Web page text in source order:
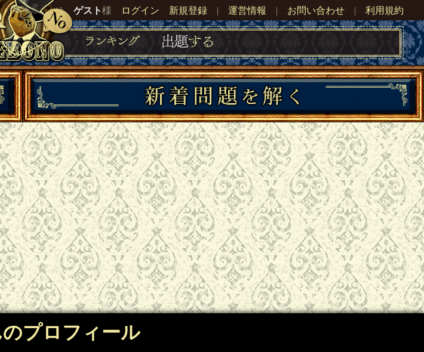
っしゃいませ。ゲスト様 ログイン 新規登録 |運営情報 | お問い合わせ |利用規約
プロフィール